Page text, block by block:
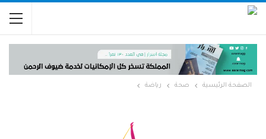
الصفحة الرئيسية صحة رياضة